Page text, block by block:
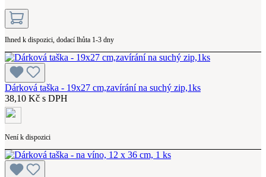
Ihned k dispozici, dodací lhůta 1-3 dny
Dárková taška - 19x27 cm,zavírání na suchý zip,1ks
38,10 Kč s DPH
Není k dispozici